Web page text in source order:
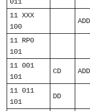
011
11 XXX
100
11 RP0
101
11 001
101
CD
11 011
101
DD